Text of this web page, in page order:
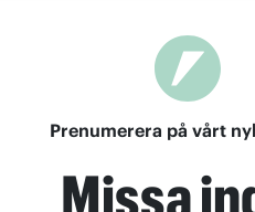
och nykterhet
Prenumerera på vårt
Missa